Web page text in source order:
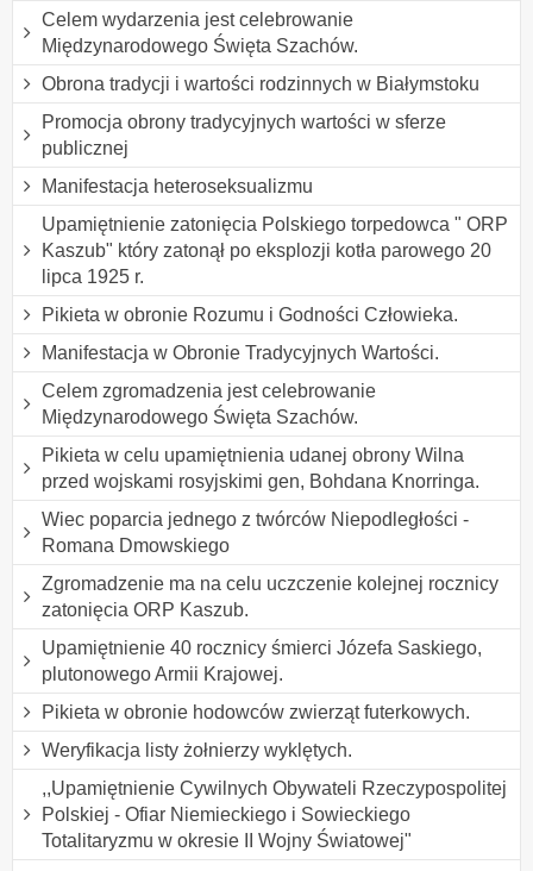
Celem wydarzenia jest celebrowanie
Międzynarodowego Święta Szachów.
Obrona tradycji i wartości rodzinnych w Białymstoku
Promocja obrony tradycyjnych wartości w sferze
publicznej
Manifestacja heteroseksualizmu
Upamiętnienie zatonięcia Polskiego torpedowca " ORP
Kaszub" który zatonął po eksplozji kotła parowego 20
lipca 1925 r.
Pikieta w obronie Rozumu i Godności Człowieka.
Manifestacja w Obronie Tradycyjnych Wartości.
Celem zgromadzenia jest celebrowanie
Międzynarodowego Święta Szachów.
Pikieta w celu upamiętnienia udanej obrony Wilna
przed wojskami rosyjskimi gen, Bohdana Knorringa.
Wiec poparcia jednego z twórców Niepodległości -
Romana Dmowskiego
Zgromadzenie ma na celu uczczenie kolejnej rocznicy
zatonięcia ORP Kaszub.
Upamiętnienie 40 rocznicy śmierci Józefa Saskiego,
plutonowego Armii Krajowej.
Pikieta w obronie hodowców zwierząt futerkowych.
Weryfikacja listy żołnierzy wyklętych.
,,Upamiętnienie Cywilnych Obywateli Rzeczypospolitej
Polskiej - Ofiar Niemieckiego i Sowieckiego
Totalitaryzmu w okresie II Wojny Światowej"